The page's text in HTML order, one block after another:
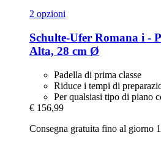
2 opzioni
Schulte-Ufer Romana i -​
Alta, 28 cm Ø
Padella di prima classe
Riduce i tempi di
Per qualsiasi tipo di piano
€ 156,99
Consegna gratuita fino al giorno